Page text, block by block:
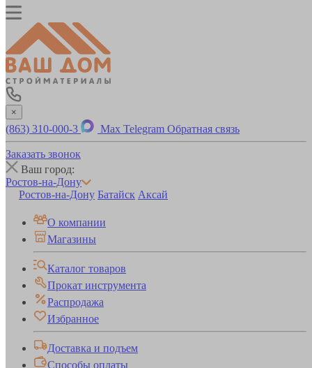
×
(863) 310-000-3 Max Telegram Обратная связь
Заказать звонок
Ваш город:
Ростов-на-Дону
Ростов-на-Дону Батайск Аксай
О компании
Магазины
Каталог товаров
Прокат инструмента
Распродажа
Избранное
Доставка и подъем
Способы оплаты